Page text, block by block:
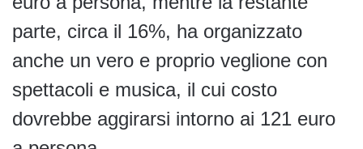
parte, circa il 16%, ha organizzato
anche un vero e proprio veglione con
spettacoli e musica, il cui costo
dovrebbe aggirarsi intorno ai 121 euro